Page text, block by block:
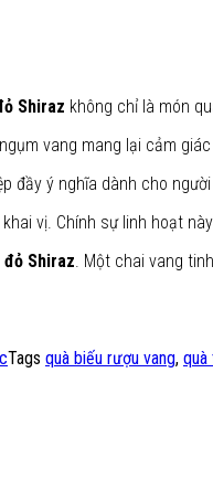
Shiraz không chỉ là món
vang mang lại cảm
ý nghĩa dành cho
vị. Chính sự linh hoạt
đỏ Shiraz . Một chai vang
Tags quà biếu rượu vang,